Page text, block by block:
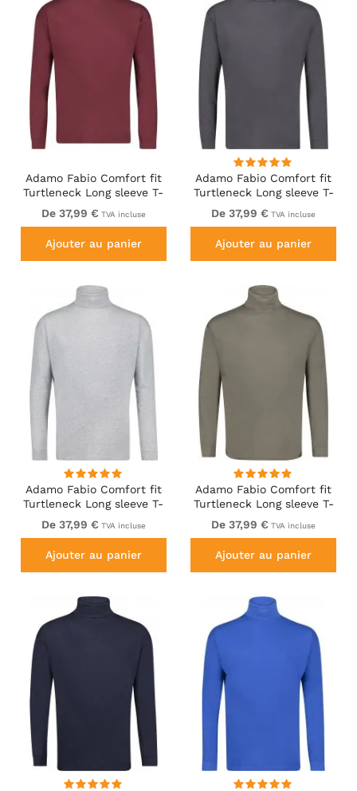
Adamo Fabio Comfort fit
Turtleneck Long sleeve T-
shirt Burgundy
De 37,99 € TVA incluse
Ajouter au panier
Adamo Fabio Comfort fit
Turtleneck Long sleeve T-
shirt Charcoal
De 37,99 € TVA incluse
Ajouter au panier
Adamo Fabio Comfort fit
Turtleneck Long sleeve T-
shirt Grey
De 37,99 € TVA incluse
Ajouter au panier
Adamo Fabio Comfort fit
Turtleneck Long sleeve T-
shirt Khaki
De 37,99 € TVA incluse
Ajouter au panier